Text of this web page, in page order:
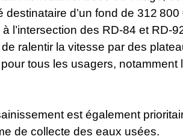
destinataire d’un fond de 312
l’intersection des RD-84 et RD-
ralentir la vitesse par des
tous les usagers, notamment
est également
de collecte des eaux usées.